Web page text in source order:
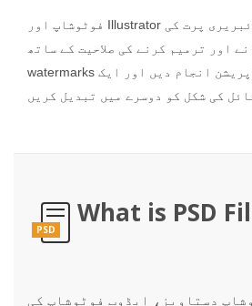
فوٹوشاپ اور Illustrator فائل ہیرا پھیری لائبریری پرت کی
اور ترمیم کرنے کی صلاحیت کے ساتھ،
watermarks شامل کریں، گرافکس آپریشن انجام دیں اور ایک
PSD
What is PSD
دستاویز، ایڈوب فوٹوشاپ کی